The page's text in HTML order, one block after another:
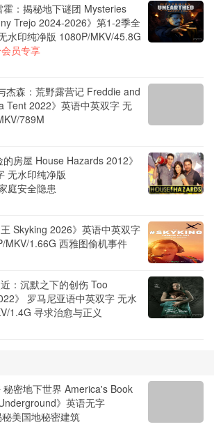
霍：揭秘地下谜团 Mysteries
Trejo 2024-2026》第1-2季全
水印纯净版 1080P/MKV/45.8G
员专享
杰森：荒野露营记 Freddie and
Tent 2022》英语中英双字 无
789M
房屋 House Hazards 2012》
无水印纯净版
庭安全隐患
Skyking 2026》英语中英双字
MKV/1.66G 西雅图偷机事件
：沉默之下的创伤 Too
》 罗马尼亚语中英双字 无水
1.4G 寻求治愈与正义
秘密地下世界 America's Book
》英语无字
美国地秘密建筑